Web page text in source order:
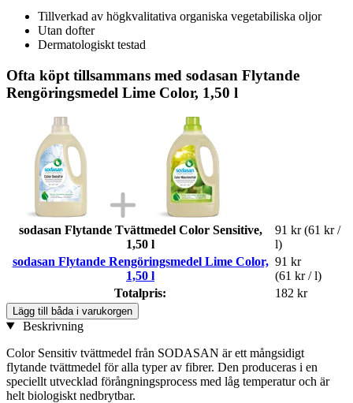
Tillverkad av högkvalitativa organiska vegetabiliska oljor
Utan dofter
Dermatologiskt testad
Ofta köpt tillsammans med sodasan Flytande
Rengöringsmedel Lime Color, 1,50 l
sodasan Flytande Tvättmedel Color Sensitive,
1,50 l
91 kr (61 kr /
l)
sodasan Flytande Rengöringsmedel Lime Color,
1,50 l
91 kr
(61 kr / l)
Totalpris:
182 kr
Lägg till båda i varukorgen
Beskrivning
Color Sensitiv tvättmedel från SODASAN är ett mångsidigt
flytande tvättmedel för alla typer av fibrer. Den produceras i en
speciellt utvecklad förångningsprocess med låg temperatur och är
helt biologiskt nedbrytbar.